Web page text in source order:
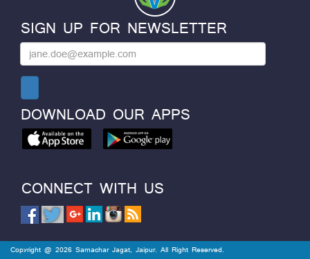
SIGN UP FOR NEWSLETTER
DOWNLOAD OUR APPS
CONNECT WITH US
Copyright @ 2026 Samachar Jagat, Jaipur. All Right Reserved.